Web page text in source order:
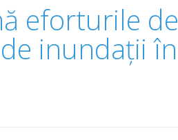
eforturile de
inundații în